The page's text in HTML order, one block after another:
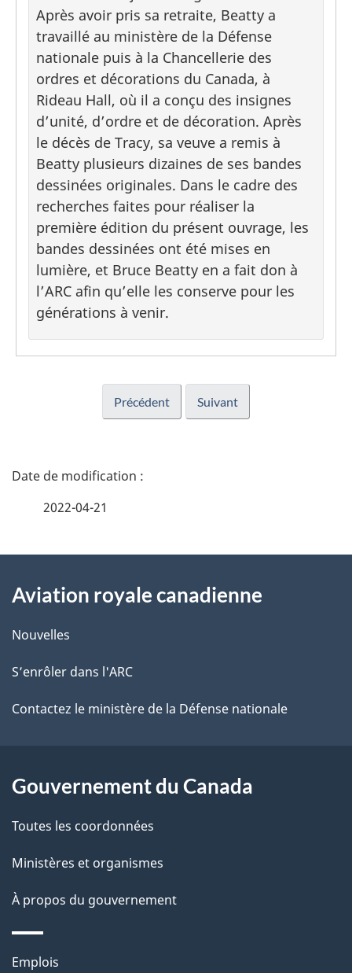
Après avoir pris sa retraite, Beatty a
travaillé au ministère de la Défense
nationale puis à la Chancellerie des
ordres et décorations du Canada, à
Rideau Hall, où il a conçu des insignes
d’unité, d’ordre et de décoration. Après
le décès de Tracy, sa veuve a remis à
Beatty plusieurs dizaines de ses bandes
dessinées originales. Dans le cadre des
recherches faites pour réaliser la
première édition du présent ouvrage, les
bandes dessinées ont été mises en
lumière, et Bruce Beatty en a fait don à
l’ARC afin qu’elle les conserve pour les
générations à venir.
Précédent Suivant
D
i
l
s
d
l
p
a
g
e
2022-04-21
propos
de
ce
site
Aviation royale canadienne
Nouvelles
S’enrôler dans l'ARC
Contactez le ministère de la Défense nationale
Gouvernement du Canada
Toutes les coordonnées
Ministères et organismes
À propos du gouvernement
Thèmes
Emplois